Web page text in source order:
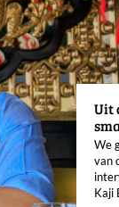
Uit
We
van
Kaji